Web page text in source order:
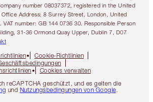
number 08037372, registered in the United
Address: 8 Surrey Street, London, United
VAT number: GB 144 0736 30. Responsible Person
31-36 Ormond Quay Upper, Dublin 7, D07
Cookie-Richtlinien
Cookies verwalten
reCAPTCHA geschützt, und es gelten die
und Nutzungsbedingungen von Google.